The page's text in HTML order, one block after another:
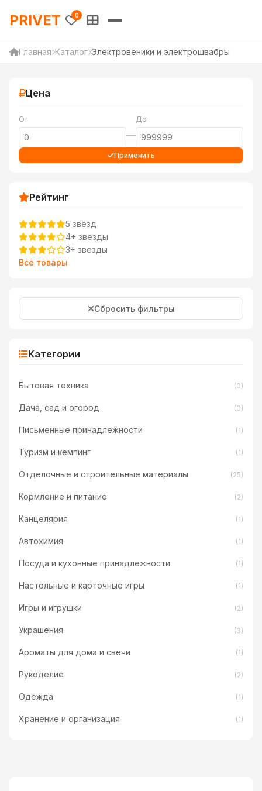
PRIVET — Каталог товаров
PRIVET 0
Главная Каталог Электровеники и электрошвабры
Цена
От
—
До
Применить
Рейтинг
5 звёзд
4+ звезды
3+ звезды
Все товары
Сбросить фильтры
Категории
Бытовая техника (0)
Дача, сад и огород (0)
Письменные принадлежности (1)
Туризм и кемпинг (1)
Отделочные и строительные материалы (25)
Кормление и питание (2)
Канцелярия (1)
Автохимия (1)
Посуда и кухонные принадлежности (1)
Настольные и карточные игры (1)
Игры и игрушки (2)
Украшения (3)
Ароматы для дома и свечи (1)
Рукоделие (2)
Одежда (1)
Хранение и организация (1)